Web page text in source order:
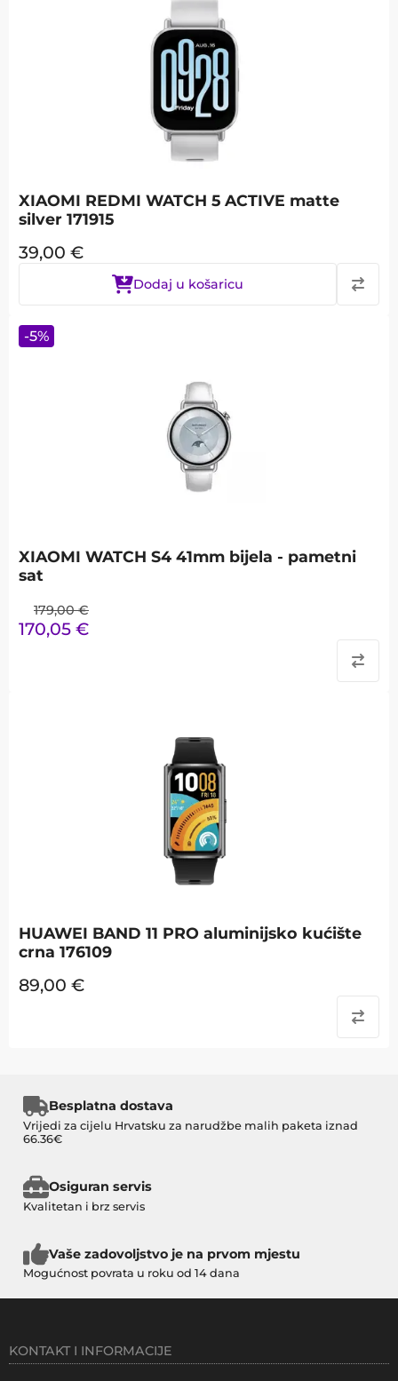
XIAOMI REDMI WATCH 5 ACTIVE matte
silver 171915
39,00 €
Dodaj u košaricu
XIAOMI WATCH S4 41mm bijela - pametni
sat
179,00 €
170,05 €
-5%
HUAWEI BAND 11 PRO aluminijsko kućište
crna 176109
89,00 €
Besplatna dostava
Vrijedi za cijelu Hrvatsku za narudžbe malih paketa iznad
66.36€
Osiguran servis
Kvalitetan i brz servis
Vaše zadovoljstvo je na prvom mjestu
Mogućnost povrata u roku od 14 dana
KONTAKT I INFORMACIJE